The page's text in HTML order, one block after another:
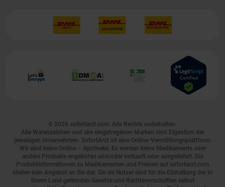
© 2026 sofortarzt.com. Alle Rechte vorbehalten.
Alle Warenzeichen und alle eingetragenen Marken sind Eigentum der
jeweiligen Unternehmen. SofortArzt ist eine Online-Vermittlungsplattform.
Wir sind keine Online – Apotheke. Es werden keine Medikamente oder
andere Produkte angeboten und/oder verkauft oder ausgeliefert. Die
Produktinformationen zu Medikamenten und Preisen auf sofortarzt.com
stellen kein Angebot an Sie dar. Sie als Nutzer sind für die Einhaltung der in
Ihrem Land geltenden Gesetze und Rechtsvorschriften selbst